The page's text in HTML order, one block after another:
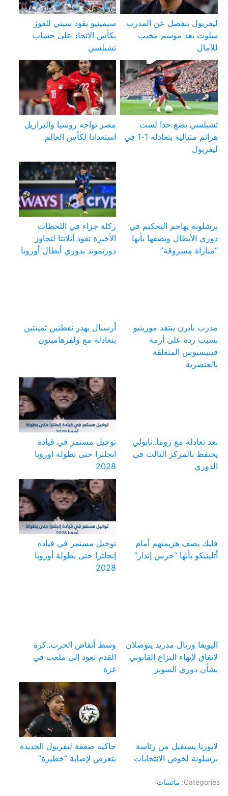
ليفربول ينفصل عن المدرب
سلوت بعد موسم مخيب
للآمال
سيمينيو يقود سيتي للفوز
بكأس الاتحاد على حساب
تشيلسي
تشيلسي يضع حدا لست
هزائم متتالية بتعادله 1-1 في
ليفربول
مصر تواجه روسيا والبرازيل
استعدادا لكأس العالم
برشلونة يهاجم التحكيم في
دوري الأبطال ويصفها بأنها
“مباراة مسروقة”
ركلة جزاء في اللحظات
الأخيرة تقود أتلانتا لتجاوز
دورتموند بدوري أبطال أوروبا
مدرب بايرن ينتقد مورينيو
بسبب رده على أزمة
فينيسيوس المتعلقة
بالعنصرية
أرسنال يهدر نقطتين ثمينتين
بتعادله مع ولفرهامبتون
بعد تعادله مع روما..نابولي
يحتفظ بالمركز الثالث في
الدوري
توخيل مستمر في قيادة
انجلترا حتى بطولة اوروبا
2028
فليك يصف هزيمتهم أمام
أتليتيكو بأنها “جرس إنذار”
توخيل مستمر في قيادة
إنجلترا حتى بطولة أوروبا
2028
اليويفا وريال مدريد يتوصلان
لاتفاق لإنهاء النزاع القانوني
بشأن دوري السوبر
وسط أنقاض الحرب..كرة
القدم تعود إلى ملعب في
غزة
لابورتا يستقيل من رئاسة
برشلونة لخوض الانتخابات
جاكيه صفقة ليفربول الجديدة
يتعرض لإصابة “خطيرة”
Categories: ماتشات